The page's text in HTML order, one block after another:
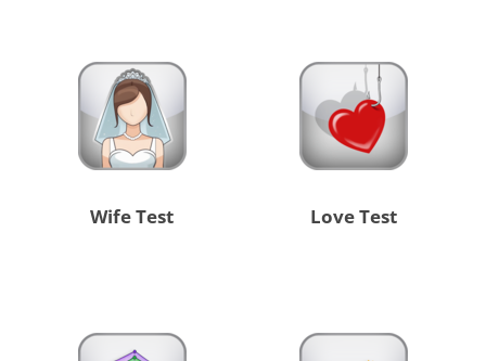
Wife Test Love Test